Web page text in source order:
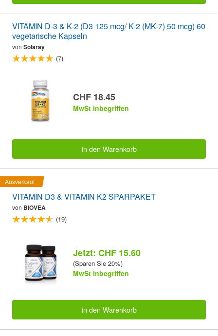
VITAMIN D-3 & K-2 (D3 125 mcg/ K-2 (MK-7) 50 mcg) 60
vegetarische Kapseln
von Solaray
(7)
CHF 18.45
MwSt inbegriffen
in den Warenkorb
Ausverkauf
VITAMIN D3 & VITAMIN K2 SPARPAKET
von BIOVEA
(19)
Jetzt: CHF 15.60
(Sparen Sie 20%)
MwSt inbegriffen
in den Warenkorb